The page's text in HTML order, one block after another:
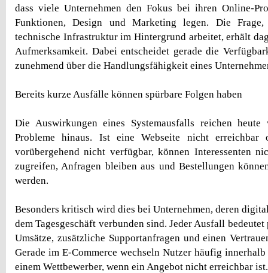
dass viele Unternehmen den Fokus bei ihren Online-
Funktionen, Design und Marketing legen. Die
technische Infrastruktur im Hintergrund arbeitet, erhält
Aufmerksamkeit. Dabei entscheidet gerade die
zunehmend über die Handlungsfähigkeit eines
Bereits kurze Ausfälle können spürbare Folgen haben
Die Auswirkungen eines Systemausfalls reichen heute
Probleme hinaus. Ist eine Webseite nicht erreichbar
vorübergehend nicht verfügbar, können Interessenten
zugreifen, Anfragen bleiben aus und Bestellungen
werden.
Besonders kritisch wird dies bei Unternehmen, deren
dem Tagesgeschäft verbunden sind. Jeder Ausfall
Umsätze, zusätzliche Supportanfragen und einen
Gerade im E-Commerce wechseln Nutzer häufig
einem Wettbewerber, wenn ein Angebot nicht erreichbar ist.